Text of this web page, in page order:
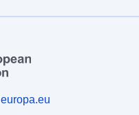
europa.eu